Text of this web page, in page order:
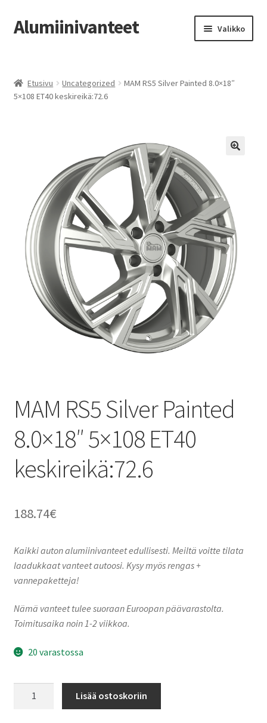
Siirry
navigointiin
Siirry
sisältöön
Alumiinivanteet Valikko
Kauppa
Vanteiden osto-opas
Auton renkaat
Yhteystiedot
Etusivu Uncategorized
MAM RS5 Silver Painted 8.0×18″
5×108 ET40 keskireikä:72.6
MAM RS5 Silver Painted
8.0×18″ 5×108 ET40
keskireikä:72.6
188.74€
Kaikki auton alumiinivanteet edullisesti. Meiltä voitte tilata
laadukkaat vanteet autoosi. Kysy myös rengas +
vannepaketteja!
Nämä vanteet tulee suoraan Euroopan päävarastolta.
Toimitusaika noin 1-2 viikkoa.
20 varastossa
Lisää ostoskoriin